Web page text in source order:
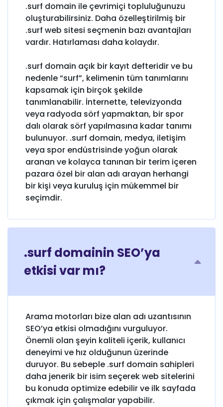
.surf domain ile çevrimiçi topluluğunuzu
oluşturabilirsiniz. Daha özelleştirilmiş bir
.surf web sitesi seçmenin bazı avantajları
vardır. Hatırlaması daha kolaydır.
.surf domain açık bir kayıt defteridir ve bu
nedenle “surf”, kelimenin tüm tanımlarını
kapsamak için birçok şekilde
tanımlanabilir. İnternette, televizyonda
veya radyoda sörf yapmaktan, bir spor
dalı olarak sörf yapılmasına kadar tanımı
bulunuyor. .surf domain, medya, iletişim
veya spor endüstrisinde yoğun olarak
aranan ve kolayca tanınan bir terim içeren
pazara özel bir alan adı arayan herhangi
bir kişi veya kuruluş için mükemmel bir
seçimdir.
.surf domainin SEO’ya
etkisi var mı?
Arama motorları bize alan adı uzantısının
SEO’ya etkisi olmadığını vurguluyor.
Önemli olan şeyin kaliteli içerik, kullanıcı
deneyimi ve hız olduğunun üzerinde
duruyor. Bu sebeple .surf domain sahipleri
daha jenerik bir isim seçerek web sitelerini
bu konuda optimize edebilir ve ilk sayfada
çıkmak için çalışmalar yapabilir.